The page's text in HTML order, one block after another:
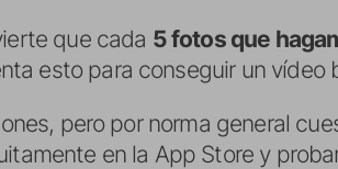
que cada 5 fotos que
esto para conseguir un vídeo
pero por norma general
en la App Store y